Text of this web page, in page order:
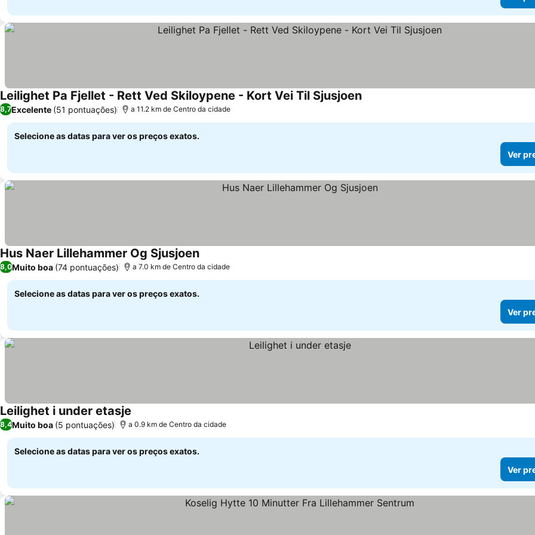
Leilighet Pa Fjellet - Rett Ved Skiloypene - Kort Vei Til SjusjoenVer preços
8,7Excelente (51 pontuações) a 11.2 km de Centro da cidade
Selecione as datas para ver os preços exatos.
Ver
Hus Naer Lillehammer Og SjusjoenVer preços
8,0Muito boa (74 pontuações) a 7.0 km de Centro da cidade
Selecione as datas para ver os preços exatos.
Ver
Leilighet i under etasje
8,4Muito boa (5 pontuações) a 0.9 km de Centro da cidade
Selecione as datas para ver os preços exatos.
Ver